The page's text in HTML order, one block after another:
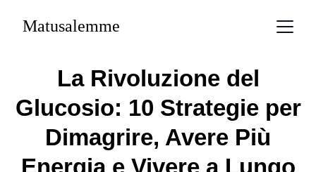
Matusalemme
La Rivoluzione del
Glucosio: 10 Strategie per
Dimagrire, Avere Più
Energia e Vivere a Lungo